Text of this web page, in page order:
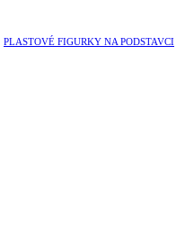
PLASTOVÉ FIGURKY NA PODSTAVCI